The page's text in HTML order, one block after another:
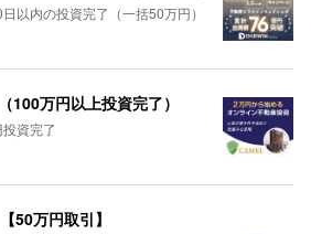
以内の投資完了（一括50万円）
100万円以上投資完了）
資完了
50万円取引】